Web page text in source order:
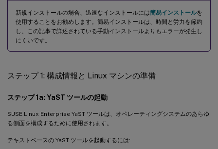
新規インストールの場合、迅速なインストールには簡易インストールを
使用することをお勧めします。簡易インストールは、時間と労力を節約
し、この記事で詳述されている手動インストールよりもエラーが発生し
にくいです。
ステップ 1: 構成情報と Linux マシンの準備
ステップ 1a: YaST ツールの起動
SUSE Linux Enterprise YaST ツールは、オペレーティングシステムのあらゆ
る側面を構成するために使用されます。
テキストベースの YaST ツールを起動するには:
Kerberos構成の確認
PBIS
ステップ4：.NETのインストール
ステップ 6: Linux VDA のインストール
ステップ 6c: Linux VDA のアップグレード (オプション)
ステップ 7: NVIDIA GRID ドライバーのインストール